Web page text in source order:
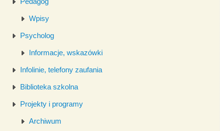
Wpisy
Psycholog
Informacje, wskazówki
Infolinie, telefony zaufania
Biblioteka szkolna
Projekty i programy
Archiwum